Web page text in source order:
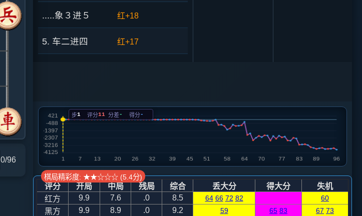
0/96
.....象３进５ 红+18
5. 车二进四 红+17
.....士４进５ 红+4 砲３退２
7. 马八进七
.....车８进４ 红+3
8. 马七进八 红+2
步1 评分11 分差- 得分-
棋局精彩度: ★★☆☆☆ (5.4分)
评分 开局 中局 残局 综合 丢大分 得大分
失机
红方
9.9 7.6 .0 8.5 64 66 72 82 60
黑方 9.9 8.9 .0 9.2 59 65 83 67 73